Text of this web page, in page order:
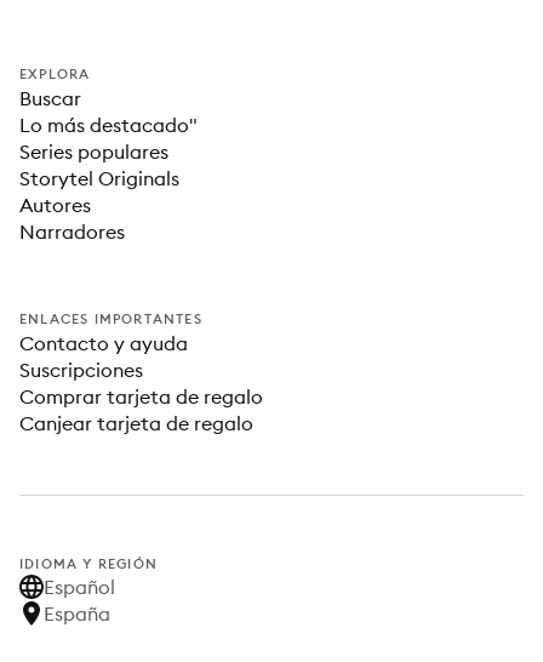
EXPLORA
Buscar
Lo más destacado"
Series populares
Storytel Originals
Autores
Narradores
ENLACES IMPORTANTES
Contacto y ayuda
Suscripciones
Comprar tarjeta de regalo
Canjear tarjeta de regalo
IDIOMA Y REGIÓN
Español
España